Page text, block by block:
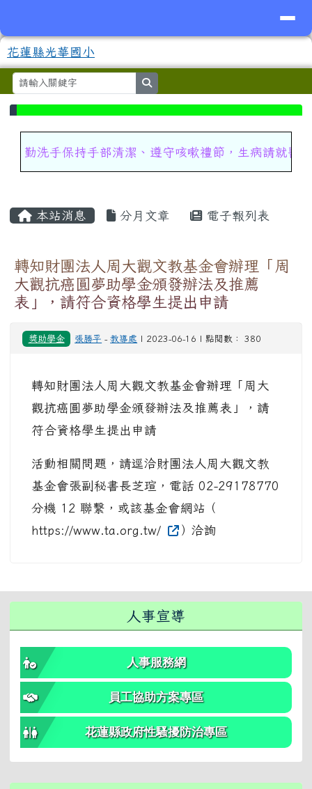
花蓮縣光華國小
⏸
上中區域內容
勤洗手保持手部清潔、遵守咳嗽禮節，生病請就醫
本站消息 分月文章 電子報列表
轉知財團法人周大觀文教基金會辦理「周
大觀抗癌圓夢助學金頒發辦法及推薦
表」，請符合資格學生提出申請
獎助學金 張勝平 -教導處 | 2023-06-16 | 點閱數： 380
轉知財團法人周大觀文教基金會辦理「周大
觀抗癌圓夢助學金頒發辦法及推薦表」，請
符合資格學生提出申請
活動相關問題，請逕洽財團法人周大觀文教
基金會張副秘書長芝瑄，電話 02-29178770
分機 12 聯繫，或該基金會網站（
https://www.ta.org.tw/
）洽詢
人事宣導
人事服務網
員工協助方案專區
花蓮縣政府性騷擾防治專區
頁尾區域